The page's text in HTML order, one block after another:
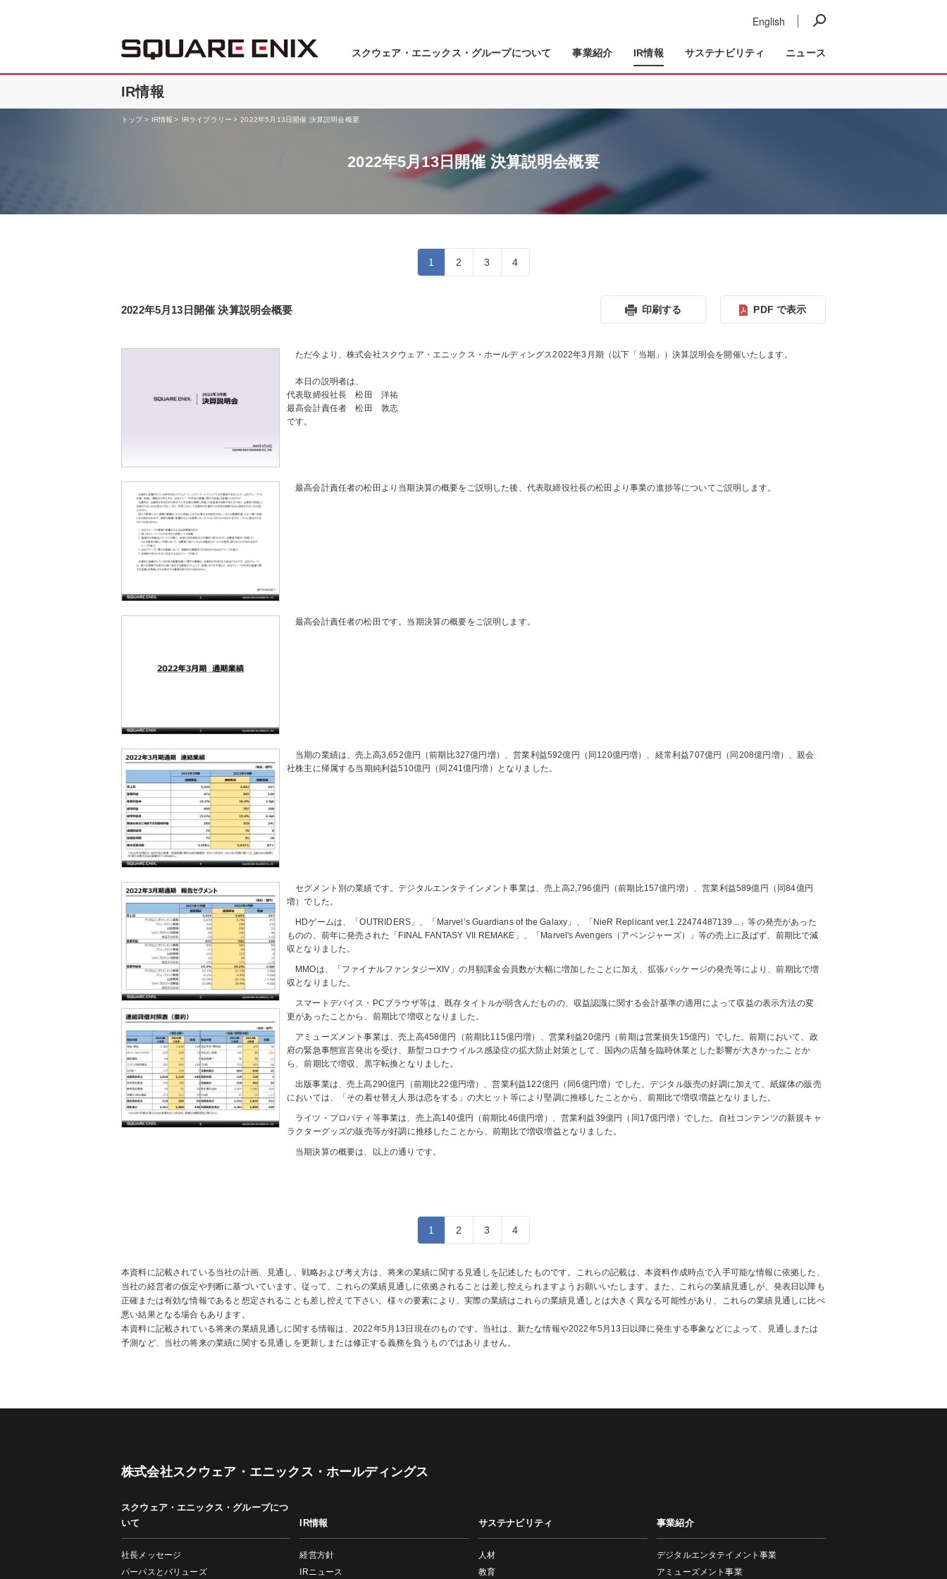
English
IR情報 事業紹介
スクウェア・エニックス・グループについて 事業紹介 IR情報 サステナビリティ ニュース
IR情報
トップ IR情報 IRライブラリー 2022年5月13日開催 決算説明会概要
2022年5月13日開催 決算説明会概要
1 2 3 4
2022年5月13日開催 決算説明会概要 印刷する PDF で表⽰
ただ今より、株式会社スクウェア・エニックス・ホールディングス2022年3 月期（以下「当期」）決算説明会を開催いたします。
本日の説明者は、
代表取締役社長 松田 洋祐
最高会計責任者 松田 敦志
です。
最高会計責任者の松田より当期決算の概要をご説明した後、代表取締役社長の松田より事業の進捗等についてご説明します。
最高会計責任者の松田です。当期決算の概要をご説明します。
当期の業績は、売上高3,652億円（前期比327億円増）、営業利益592億円（同120億円増）、経常利益707億円（同208億円増）、親会
社株主に帰属する当期純利益510億円（同241億円増）となりました。
セグメント別の業績です。デジタルエンタテインメント事業は、売上高2,796億円（前期比157億円増）、営業利益589億円（同84億円
増）でした。
HDゲームは、「OUTRIDERS」、「Marvel’s Guardians of the Galaxy」、「NieR Replicant ver.1.22474487139...」等の発売があった
ものの、前年に発売された「FINAL FANTASY VII REMAKE」、「Marvel's Avengers（アベンジャーズ）」等の売上に及ばず、前期比で減
収となりました。
MMOは、「ファイナルファンタジーXIV」の月額課金会員数が大幅に増加したことに加え、拡張パッケージの発売等により、前期比で増
収となりました。
スマートデバイス・PCブラウザ等は、既存タイトルが弱含んだものの、収益認識に関する会計基準の適用によって収益の表示方法の変
更があったことから、前期比で増収となりました。
アミューズメント事業は、売上高458億円（前期比115億円増）、営業利益20億円（前期は営業損失15億円）でした。前期において、政
府の緊急事態宣言発出を受け、新型コロナウイルス感染症の拡大防止対策として、国内の店舗を臨時休業とした影響が大きかったことか
ら、前期比で増収、黒字転換となりました。
出版事業は、売上高290億円（前期比22億円増）、営業利益122億円（同6億円増）でした。デジタル販売の好調に加えて、紙媒体の販売
においては、「その着せ替え人形は恋をする」の大ヒット等により堅調に推移したことから、前期比で増収増益となりました。
ライツ・プロパティ等事業は、売上高140億円（前期比46億円増）、営業利益39億円（同17億円増）でした。自社コンテンツの新規キャ
ラクターグッズの販売等が好調に推移したことから、前期比で増収増益となりました。
当期決算の概要は、以上の通りです。
1 2 3 4
本資料に記載されている当社の計画、見通し、戦略および考え方は、将来の業績に関する見通しを記述したものです。これらの記載は、本資料作成時点で入手可能な情報に依拠した、
当社の経営者の仮定や判断に基づいています。従って、これらの業績見通しに依拠されることは差し控えられますようお願いいたします。また、これらの業績見通しが、発表日以降も
正確または有効な情報であると想定されることも差し控えて下さい。様々の要素により、実際の業績はこれらの業績見通しとは大きく異なる可能性があり、これらの業績見通しに比べ
悪い結果となる場合もあります。
本資料に記載されている将来の業績見通しに関する情報は、2022年5月13日現在のものです。当社は、新たな情報や2022年5月13日以降に発生する事象などによって、見通しまたは
予測など、当社の将来の業績に関する見通しを更新しまたは修正する義務を負うものではありません。
株式会社スクウェア・エニックス・ホールディングス
スクウェア・エニックス・グループにつ
いて
社長メッセージ
パーパスとバリューズ
IR情報
経営方針
IRニュース
サステナビリティ
人材
教育
事業紹介
デジタルエンタテイメント事業
アミューズメント事業